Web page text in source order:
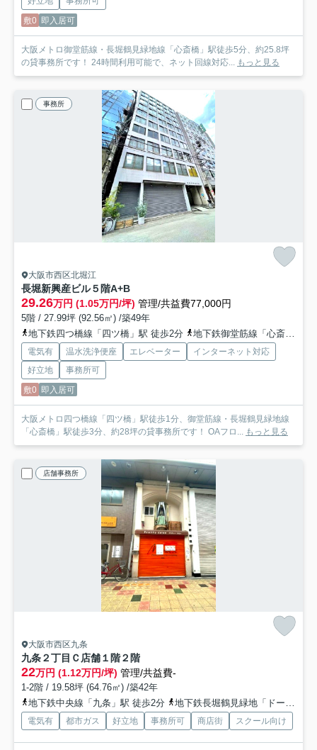
敷0 即入居可
大阪メトロ御堂筋線・長堀鶴見緑地線「心斎橋」駅徒歩5分、約25.8坪
の貸事務所です！ 24時間利用可能で、ネット回線対応...
もっと見る
事務所
大阪市西区北堀江
長堀新興産ビル５階A+B
29.26万円 (1.05万円/坪) 管理/共益費77,000円
5階 / 27.99坪 (92.56㎡) /築49年
地下鉄四つ橋線「四ツ橋」駅 徒歩2分
地下鉄御堂筋線「心斎橋」駅 徒歩5分
電気有 温水洗浄便座 エレベーター
インターネット対応
好立地
事務所可
敷0 即入居可
大阪メトロ四つ橋線「四ツ橋」駅徒歩1分、御堂筋線・長堀鶴見緑地線
「心斎橋」駅徒歩3分、約28坪の貸事務所です！ OAフロ...
もっと見る
店舗事務所
大阪市西区九条
九条２丁目Ｃ店舗１階２階
22万円 (1.12万円/坪) 管理/共益費-
1-2階 / 19.58坪 (64.76㎡) /築42年
地下鉄中央線「九条」駅 徒歩2分
地下鉄長堀鶴見緑地「ドーム前千代崎」駅 徒歩14分
電気有 都市ガス 好立地 事務所可 商店街 スクール向け